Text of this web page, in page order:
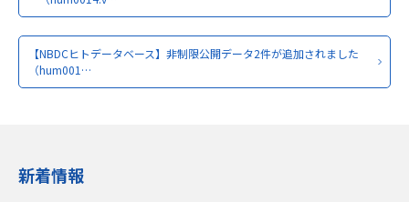
【NBDCヒトデータベース】非制限公開データ2件が追加されました
（hum001…
新着情報